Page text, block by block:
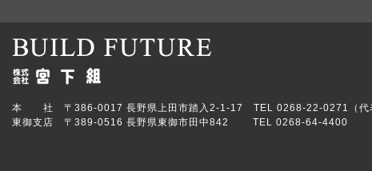
本 社 〒386-0017 長野県上田市踏入2-1-17 TEL 0268-22-0271（代
東御支店 〒389-0516 長野県東御市田中842 TEL 0268-64-4400